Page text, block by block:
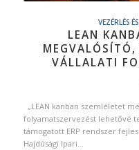
VEZÉRLÉS
LEAN
VÁLLALATI
„LEAN kanban szemléletet
folyamatszervezést lehetővé
támogatott ERP rendszer
Hajdúsági Ipari…